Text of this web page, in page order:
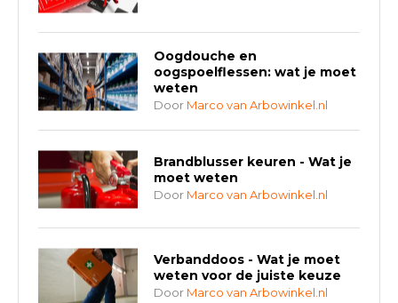
Oogdouche en
oogspoelflessen: wat je moet
weten
Door Marco van Arbowinkel.nl
Brandblusser keuren - Wat je
moet weten
Door Marco van Arbowinkel.nl
Verbanddoos - Wat je moet
weten voor de juiste keuze
Door Marco van Arbowinkel.nl